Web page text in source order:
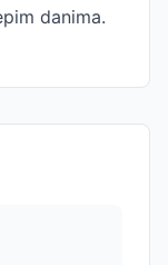
danima.